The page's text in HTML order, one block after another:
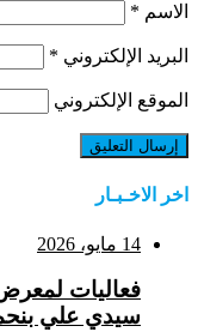
الاسم *
البريد الإلكتروني *
الموقع الإلكتروني
اخر الاخـبـار
14 مايو، 2026
فعاليات لمعرض
سيدي علي